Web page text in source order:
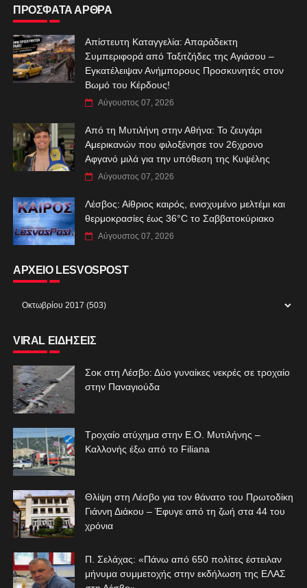
ΠΡΟΣΦΑΤΑ ΑΡΘΡΑ
Απίστευτη Καταγγελία: Απαράδεκτη
Συμπεριφορά από Ταξιτζήδες της Αγιάσου –
Εγκατέλειψαν Ανήμπορους Προσκυνητές στον
Βωμό του Κέρδους!
Αύγουστος 07, 2026
Από τη Μυτιλήνη στην Αθήνα: Το ζευγάρι
Αμερικανών που φιλοξένησε τον 26χρονο
Αφγανό μιλά για την υπόθεση της Κυψέλης
Αύγουστος 07, 2026
Λέσβος: Αίθριος καιρός, ενισχυμένο μελτέμι και
θερμοκρασίες έως 36°C το Σαββατοκύριακο
Αύγουστος 07, 2026
ΑΡΧΕΙΟ LESVOSPOST
VIRAL ΕΙΔΗΣΕΙΣ
Σοκ στη Λέσβο: Δύο γυναίκες νεκρές σε τροχαίο
στην Παναγιούδα
Τροχαίο ατύχημα στην Ε.Ο. Μυτιλήνης –
Καλλονής έξω από το Filiana
Θλίψη στη Λέσβο για τον θάνατο του Πρωτοδίκη
Γιάννη Διάκου – Έφυγε από τη ζωή στα 44 του
χρόνια
Π. Σελάχας: «Πάνω από 650 πολίτες έστειλαν
μήνυμα συμμετοχής στην εκδήλωση της ΕΛΑΣ